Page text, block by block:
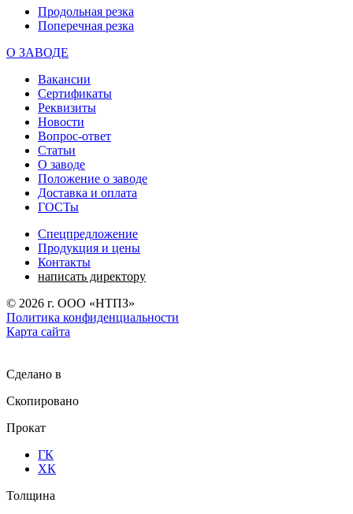
Продольная резка
Поперечная резка
О ЗАВОДЕ
Вакансии
Сертификаты
Реквизиты
Новости
Вопрос-ответ
Статьи
О заводе
Положение о заводе
Доставка и оплата
ГОСТы
Спецпредложение
Продукция и цены
Контакты
написать директору
© 2026 г. ООО «НТПЗ»
Политика конфиденциальности
Карта сайта
Сделано в
Скопировано
Прокат
ГК
ХК
Толщина